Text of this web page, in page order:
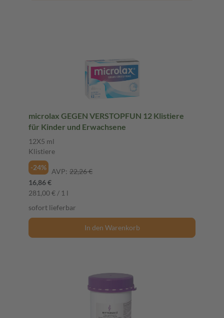
microlax GEGEN VERSTOPFUN 12 Klistiere
für Kinder und Erwachsene
12X5 ml
Klistiere
-24%
AVP: 22,26 €
16,86 €
281,00 € / 1 l
sofort lieferbar
In den Warenkorb